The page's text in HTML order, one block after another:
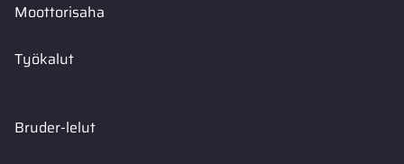
Moottorisaha
Työkalut
Bruder-lelut